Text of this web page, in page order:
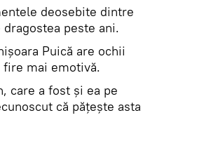
deosebite dintre
peste ani.
Puică are ochii
mai emotivă.
care a fost și ea pe
că pățește asta